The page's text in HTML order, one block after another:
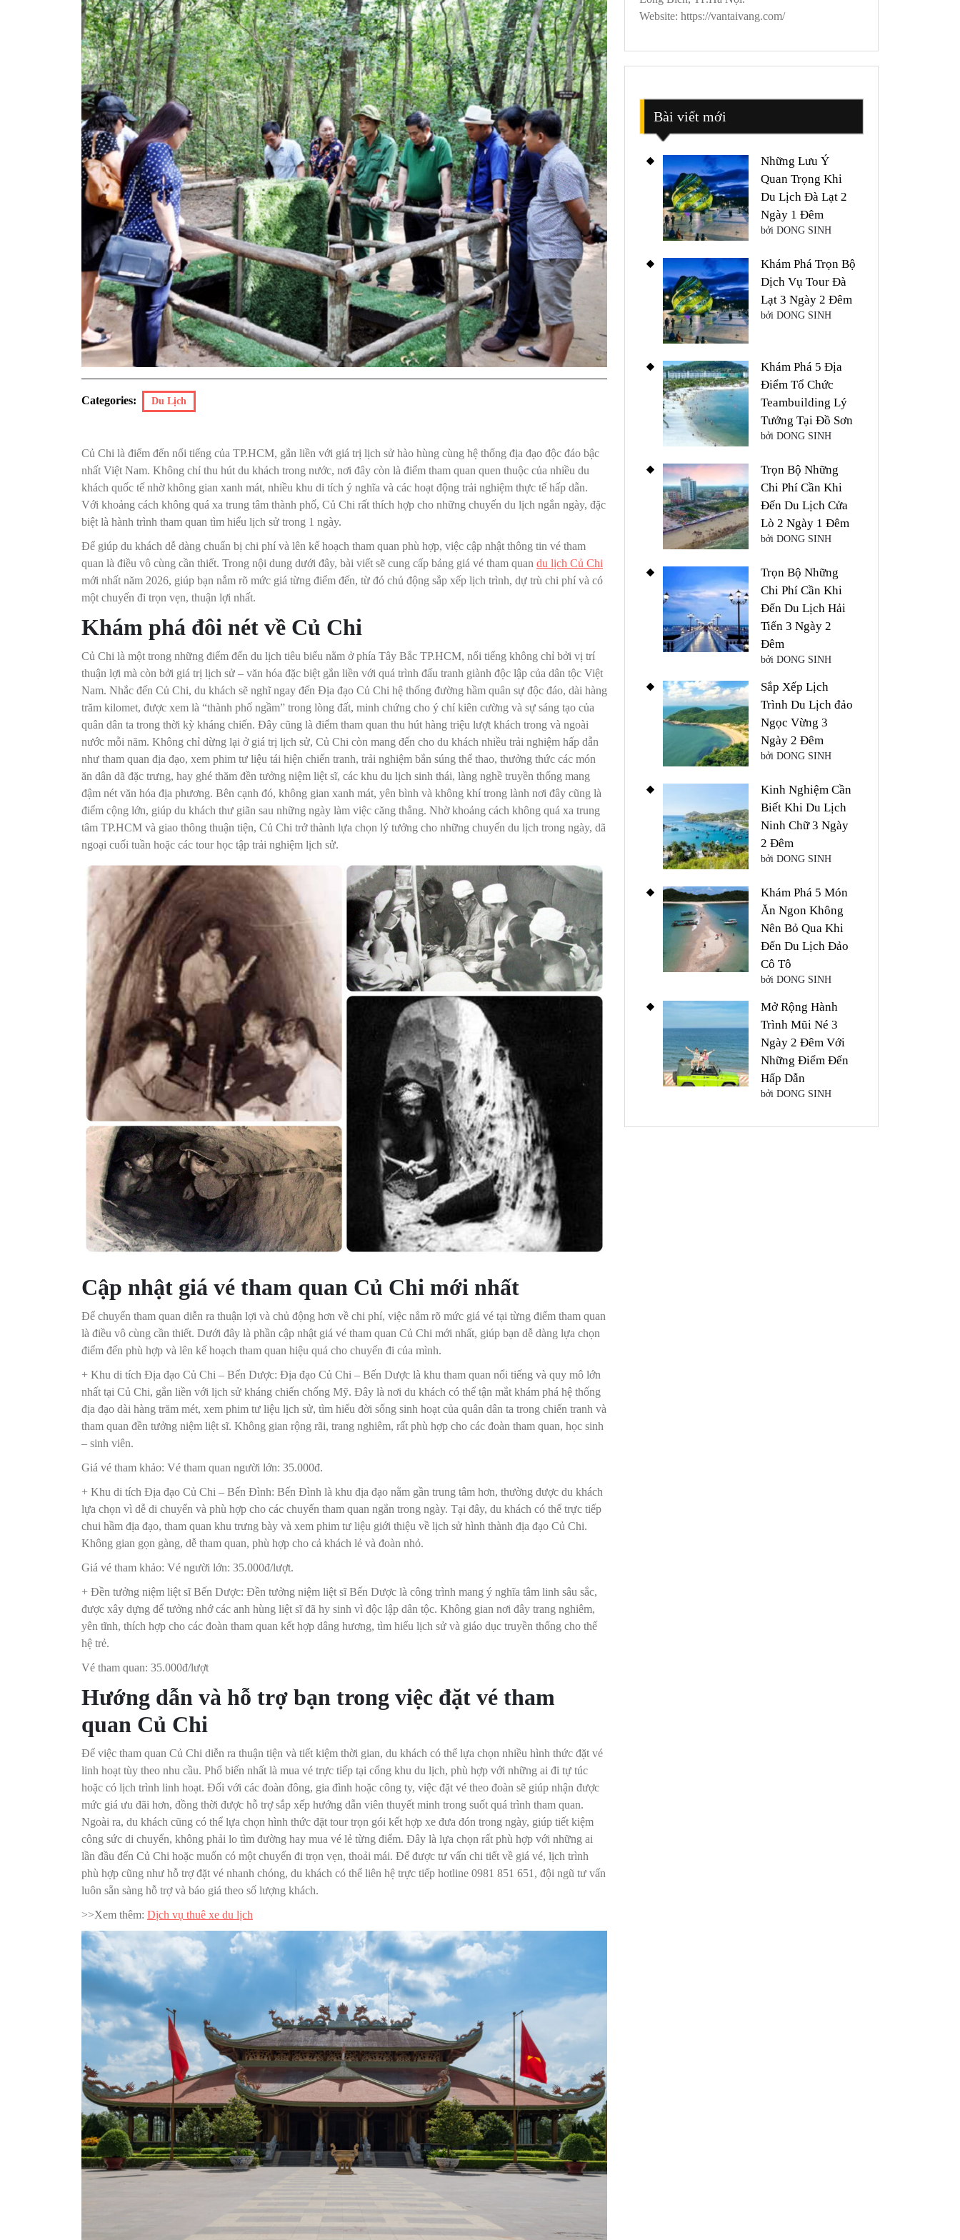
Categories: Du Lịch
Củ Chi là điểm đến nổi tiếng của TP.HCM, gắn liền với giá trị lịch sử hào hùng cùng hệ thống địa đạo độc đáo bậc
nhất Việt Nam. Không chỉ thu hút du khách trong nước, nơi đây còn là điểm tham quan quen thuộc của nhiều du
khách quốc tế nhờ không gian xanh mát, nhiều khu di tích ý nghĩa và các hoạt động trải nghiệm thực tế hấp dẫn.
Với khoảng cách không quá xa trung tâm thành phố, Củ Chi rất thích hợp cho những chuyến du lịch ngắn ngày, đặc
biệt là hành trình tham quan tìm hiểu lịch sử trong 1 ngày.
Để giúp du khách dễ dàng chuẩn bị chi phí và lên kế hoạch tham quan phù hợp, việc cập nhật thông tin vé tham
quan là điều vô cùng cần thiết. Trong nội dung dưới đây, bài viết sẽ cung cấp bảng giá vé tham quan du lịch Củ Chi
mới nhất năm 2026, giúp bạn nắm rõ mức giá từng điểm đến, từ đó chủ động sắp xếp lịch trình, dự trù chi phí và có
một chuyến đi trọn vẹn, thuận lợi nhất.
Khám phá đôi nét về Củ Chi
Củ Chi là một trong những điểm đến du lịch tiêu biểu nằm ở phía Tây Bắc TP.HCM, nổi tiếng không chỉ bởi vị trí
thuận lợi mà còn bởi giá trị lịch sử – văn hóa đặc biệt gắn liền với quá trình đấu tranh giành độc lập của dân tộc Việt
Nam. Nhắc đến Củ Chi, du khách sẽ nghĩ ngay đến Địa đạo Củ Chi hệ thống đường hầm quân sự độc đáo, dài hàng
trăm kilomet, được xem là “thành phố ngầm” trong lòng đất, minh chứng cho ý chí kiên cường và sự sáng tạo của
quân dân ta trong thời kỳ kháng chiến. Đây cũng là điểm tham quan thu hút hàng triệu lượt khách trong và ngoài
nước mỗi năm. Không chỉ dừng lại ở giá trị lịch sử, Củ Chi còn mang đến cho du khách nhiều trải nghiệm hấp dẫn
như tham quan địa đạo, xem phim tư liệu tái hiện chiến tranh, trải nghiệm bắn súng thể thao, thưởng thức các món
ăn dân dã đặc trưng, hay ghé thăm đền tưởng niệm liệt sĩ, các khu du lịch sinh thái, làng nghề truyền thống mang
đậm nét văn hóa địa phương. Bên cạnh đó, không gian xanh mát, yên bình và không khí trong lành nơi đây cũng là
điểm cộng lớn, giúp du khách thư giãn sau những ngày làm việc căng thẳng. Nhờ khoảng cách không quá xa trung
tâm TP.HCM và giao thông thuận tiện, Củ Chi trở thành lựa chọn lý tưởng cho những chuyến du lịch trong ngày, dã
ngoại cuối tuần hoặc các tour học tập trải nghiệm lịch sử.
Cập nhật giá vé tham quan Củ Chi mới nhất
Để chuyến tham quan diễn ra thuận lợi và chủ động hơn về chi phí, việc nắm rõ mức giá vé tại từng điểm tham quan
là điều vô cùng cần thiết. Dưới đây là phần cập nhật giá vé tham quan Củ Chi mới nhất, giúp bạn dễ dàng lựa chọn
điểm đến phù hợp và lên kế hoạch tham quan hiệu quả cho chuyến đi của mình.
+ Khu di tích Địa đạo Củ Chi – Bến Dược: Địa đạo Củ Chi – Bến Dược là khu tham quan nổi tiếng và quy mô lớn
nhất tại Củ Chi, gắn liền với lịch sử kháng chiến chống Mỹ. Đây là nơi du khách có thể tận mắt khám phá hệ thống
địa đạo dài hàng trăm mét, xem phim tư liệu lịch sử, tìm hiểu đời sống sinh hoạt của quân dân ta trong chiến tranh và
tham quan đền tưởng niệm liệt sĩ. Không gian rộng rãi, trang nghiêm, rất phù hợp cho các đoàn tham quan, học sinh
– sinh viên.
Giá vé tham khảo: Vé tham quan người lớn: 35.000đ.
+ Khu di tích Địa đạo Củ Chi – Bến Đình: Bến Đình là khu địa đạo nằm gần trung tâm hơn, thường được du khách
lựa chọn vì dễ di chuyển và phù hợp cho các chuyến tham quan ngắn trong ngày. Tại đây, du khách có thể trực tiếp
chui hầm địa đạo, tham quan khu trưng bày và xem phim tư liệu giới thiệu về lịch sử hình thành địa đạo Củ Chi.
Không gian gọn gàng, dễ tham quan, phù hợp cho cả khách lẻ và đoàn nhỏ.
Giá vé tham khảo: Vé người lớn: 35.000đ/lượt.
+ Đền tưởng niệm liệt sĩ Bến Dược: Đền tưởng niệm liệt sĩ Bến Dược là công trình mang ý nghĩa tâm linh sâu sắc,
được xây dựng để tưởng nhớ các anh hùng liệt sĩ đã hy sinh vì độc lập dân tộc. Không gian nơi đây trang nghiêm,
yên tĩnh, thích hợp cho các đoàn tham quan kết hợp dâng hương, tìm hiểu lịch sử và giáo dục truyền thống cho thế
hệ trẻ.
Vé tham quan: 35.000đ/lượt
Hướng dẫn và hỗ trợ bạn trong việc đặt vé tham
quan Củ Chi
Để việc tham quan Củ Chi diễn ra thuận tiện và tiết kiệm thời gian, du khách có thể lựa chọn nhiều hình thức đặt vé
linh hoạt tùy theo nhu cầu. Phổ biến nhất là mua vé trực tiếp tại cổng khu du lịch, phù hợp với những ai đi tự túc
hoặc có lịch trình linh hoạt. Đối với các đoàn đông, gia đình hoặc công ty, việc đặt vé theo đoàn sẽ giúp nhận được
mức giá ưu đãi hơn, đồng thời được hỗ trợ sắp xếp hướng dẫn viên thuyết minh trong suốt quá trình tham quan.
Ngoài ra, du khách cũng có thể lựa chọn hình thức đặt tour trọn gói kết hợp xe đưa đón trong ngày, giúp tiết kiệm
công sức di chuyển, không phải lo tìm đường hay mua vé lẻ từng điểm. Đây là lựa chọn rất phù hợp với những ai
lần đầu đến Củ Chi hoặc muốn có một chuyến đi trọn vẹn, thoải mái. Để được tư vấn chi tiết về giá vé, lịch trình
phù hợp cũng như hỗ trợ đặt vé nhanh chóng, du khách có thể liên hệ trực tiếp hotline 0981 851 651, đội ngũ tư vấn
luôn sẵn sàng hỗ trợ và báo giá theo số lượng khách.
>>Xem thêm: Dịch vụ thuê xe du lịch
Website: https://vantaivang.com/
Bài viết mới
Những Lưu Ý
Quan Trọng Khi
Du Lịch Đà Lạt 2
Ngày 1 Đêm
bởi DONG SINH
Khám Phá Trọn Bộ
Dịch Vụ Tour Đà
Lạt 3 Ngày 2 Đêm
bởi DONG SINH
Khám Phá 5 Địa
Điểm Tổ Chức
Teambuilding Lý
Tưởng Tại Đồ Sơn
bởi DONG SINH
Trọn Bộ Những
Chi Phí Cần Khi
Đến Du Lịch Cửa
Lò 2 Ngày 1 Đêm
bởi DONG SINH
Trọn Bộ Những
Chi Phí Cần Khi
Đến Du Lịch Hải
Tiến 3 Ngày 2
Đêm
bởi DONG SINH
Sắp Xếp Lịch
Trình Du Lịch đảo
Ngọc Vừng 3
Ngày 2 Đêm
bởi DONG SINH
Kinh Nghiệm Cần
Biết Khi Du Lịch
Ninh Chữ 3 Ngày
2 Đêm
bởi DONG SINH
Khám Phá 5 Món
Ăn Ngon Không
Nên Bỏ Qua Khi
Đến Du Lịch Đảo
Cô Tô
bởi DONG SINH
Mở Rộng Hành
Trình Mũi Né 3
Ngày 2 Đêm Với
Những Điểm Đến
Hấp Dẫn
bởi DONG SINH